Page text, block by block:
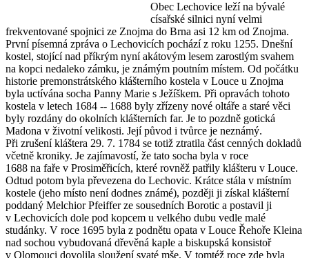
Obec Lechovice leží na bývalé
císařské silnici nyní velmi
frekventované spojnici ze Znojma do Brna asi 12 km od Znojma.
První písemná zpráva o Lechovicích pochází z roku 1255. Dnešní
kostel, stojící nad příkrým nyní akátovým lesem zarostlým svahem
na kopci nedaleko zámku, je známým poutním místem. Od počátku
historie premonstrátského klášterního kostela v Louce u Znojma
byla uctívána socha Panny Marie s Ježíškem. Při opravách tohoto
kostela v letech 1684 -- 1688 byly zřízeny nové oltáře a staré věci
byly rozdány do okolních klášterních far. Je to pozdně gotická
Madona v životní velikosti. Její původ i tvůrce je neznámý.
Při zrušení kláštera 29. 7. 1784 se totiž ztratila část cenných dokladů
včetně kroniky. Je zajímavostí, že tato socha byla v roce
1688 na faře v Prosiměřicích, které rovněž patřily klášteru v Louce.
Odtud potom byla převezena do Lechovic. Krátce stála v místním
kostele (jeho místo není dodnes známé), později ji získal klášterní
poddaný Melchior Pfeiffer ze sousedních Borotic a postavil ji
v Lechovicích dole pod kopcem u velkého dubu vedle malé
studánky. V roce 1695 byla z podnětu opata v Louce Řehoře Kleina
nad sochou vybudovaná dřevěná kaple a biskupská konsistoř
v Olomouci dovolila sloužení svaté mše. V tomtéž roce zde byla